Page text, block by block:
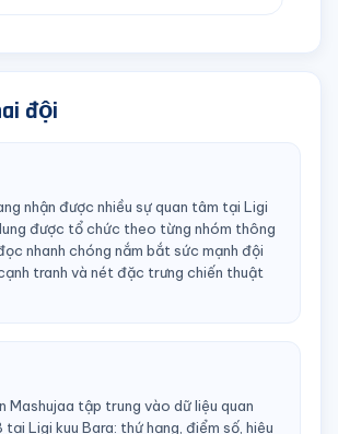
đội
nhận được nhiều sự quan tâm tại Ligi
được tổ chức theo từng nhóm thông
nhanh chóng nắm bắt sức mạnh đội
tranh và nét đặc trưng chiến thuật
Mashujaa tập trung vào dữ liệu quan
Ligi kuu Bara: thứ hạng, điểm số, hiệu